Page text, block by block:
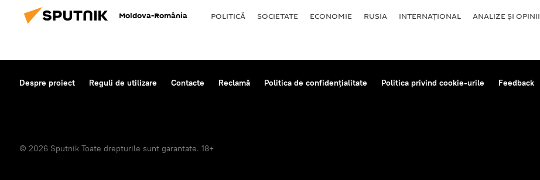
Moldova-România POLITICĂ SOCIETATE ECONOMIE RUSIA INTERNAŢIONAL ANALIZE ȘI OPINII
Despre proiect Reguli de utilizare Contacte Reclamă Politica de confidențialitate Politica privind cookie-urile Feedback
© 2026 Sputnik Toate drepturile sunt garantate. 18+